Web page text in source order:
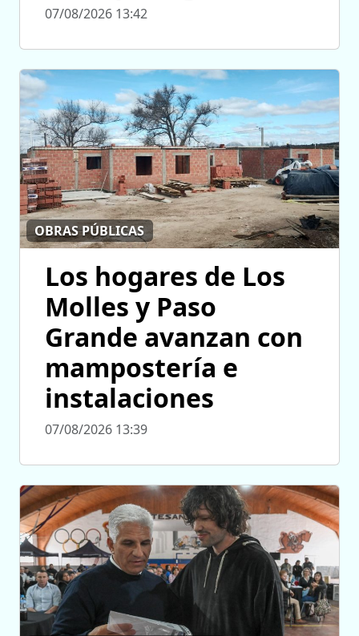
07/08/2026 13:42
OBRAS PÚBLICAS
Los hogares de Los
Molles y Paso
Grande avanzan con
mampostería e
instalaciones
07/08/2026 13:39